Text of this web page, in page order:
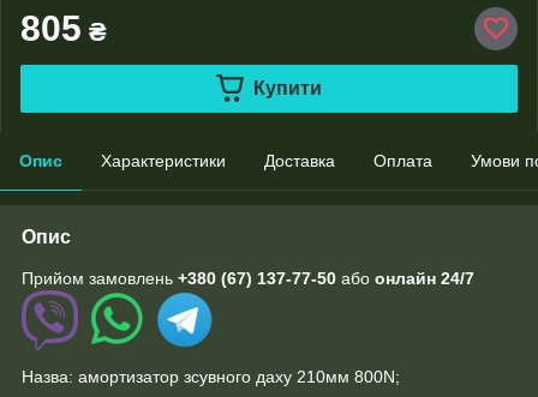
805 ₴
Купити
Опис Характеристики Доставка Оплата Умови
Опис
Прийом замовлень +380 (67) 137-77-50 або онлайн 24/7
Назва: амортизатор зсувного даху 210мм 800N;